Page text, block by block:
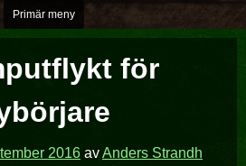
Primär meny
för
2016 avAnders Strandh